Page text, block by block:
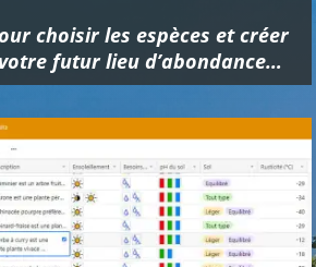
choisir les espèces et créer
futur lieu d’abondance…